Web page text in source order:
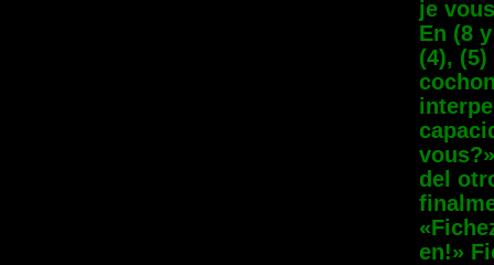
je
En (8
(4),
del
en!»